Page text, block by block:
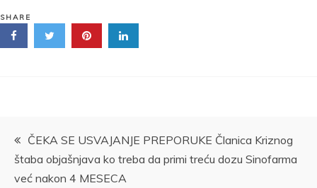
SHARE
Kretanje
članka
ČEKA SE USVAJANJE PREPORUKE Članica Kriznog
štaba objašnjava ko treba da primi treću dozu Sinofarma
već nakon 4 MESECA